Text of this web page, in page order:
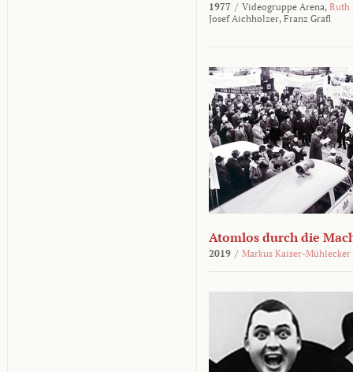
1977 / Videogruppe Arena, Ruth
Josef Aichholzer, Franz Grafl
Atomlos durch die
2019 / Markus Kaiser-Mühlecker